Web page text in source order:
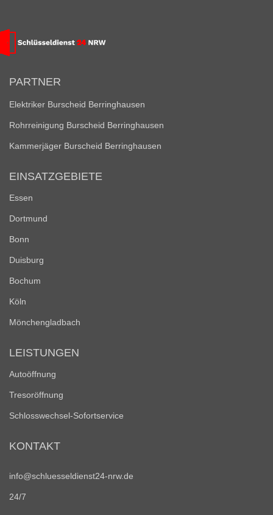
PARTNER
Elektriker Burscheid Berringhausen
Rohrreinigung Burscheid Berringhausen
Kammerjäger Burscheid Berringhausen
EINSATZGEBIETE
Essen
Dortmund
Bonn
Duisburg
Bochum
Köln
Mönchengladbach
LEISTUNGEN
Autoöffnung
Tresoröffnung
Schlosswechsel-Sofortservice
KONTAKT
info@schluesseldienst24-nrw.de
24/7